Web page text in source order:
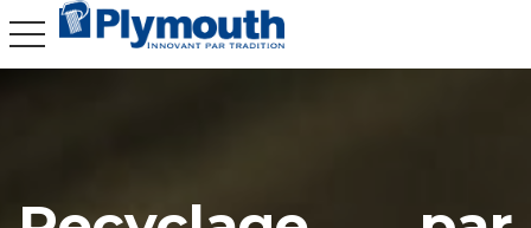
toggle navigation